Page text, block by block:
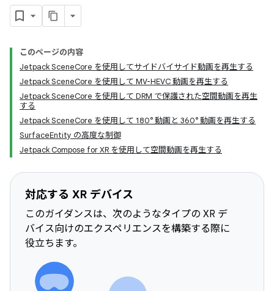
このページの内容
Jetpack SceneCore を使用してサイドバイサイド動画を再生する
Jetpack SceneCore を使用して MV-HEVC 動画を再生する
Jetpack SceneCore を使用して DRM で保護された空間動画を再生
する
Jetpack SceneCore を使用して 180° 動画と 360° 動画を再生する
SurfaceEntity の高度な制御
Jetpack Compose for XR を使用して空間動画を再生する
対応する XR デバイス
このガイダンスは、次のようなタイプの XR デ
バイス向けのエクスペリエンスを構築する際に
役立ちます。